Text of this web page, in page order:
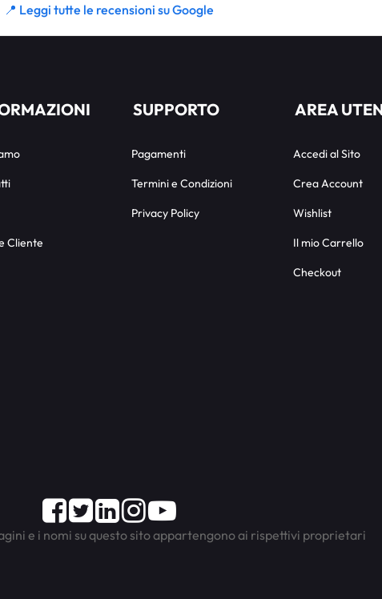
📍 Leggi tutte le recensioni su Google
Cliente
SUPPORTO
Pagamenti
Termini e Condizioni
Privacy Policy
AREA
Accedi al Sito
Crea Account
Wishlist
Il mio Carrello
Checkout
Facebook
TwitterLinkedInInstagram
Youtube
e i nomi su questo sito appartengono ai rispettivi proprietari